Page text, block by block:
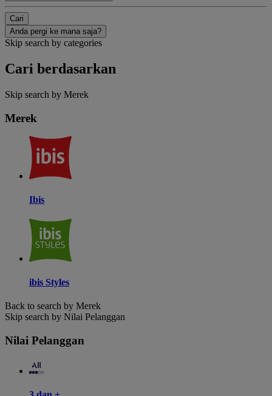
Cari
Anda pergi ke mana saja?
Skip search by categories
Cari berdasarkan
Skip search by Merek
Merek
Ibis
ibis Styles
Back to search by Merek
Skip search by Nilai Pelanggan
Nilai Pelanggan